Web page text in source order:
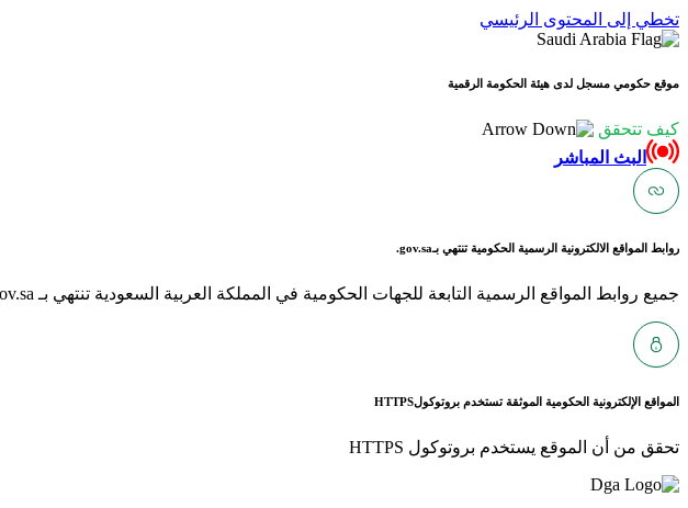
تخطي إلى المحتوى الرئيسي
موقع حكومي مسجل لدى هيئة الحكومة الرقمية
كيف تتحقق
البث المباشر
روابط المواقع الالكترونية الرسمية الحكومية تنتهي بـgov.sa.
جميع روابط المواقع الرسمية التابعة للجهات الحكومية في المملكة العربية السعودية تنتهي بـ gov.sa
المواقع الإلكترونية الحكومية الموثقة تستخدم بروتوكولHTTPS
تحقق من أن الموقع يستخدم بروتوكول HTTPS